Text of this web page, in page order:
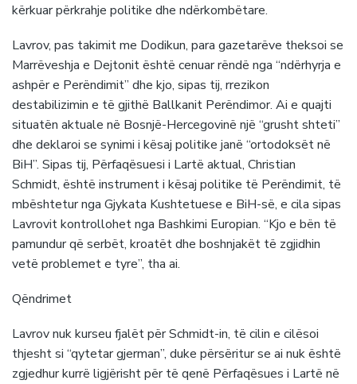
kërkuar përkrahje politike dhe ndërkombëtare.
Lavrov, pas takimit me Dodikun, para gazetarëve theksoi se
Marrëveshja e Dejtonit është cenuar rëndë nga “ndërhyrja e
ashpër e Perëndimit” dhe kjo, sipas tij, rrezikon
destabilizimin e të gjithë Ballkanit Perëndimor. Ai e quajti
situatën aktuale në Bosnjë-Hercegovinë një “grusht shteti”
dhe deklaroi se synimi i kësaj politike janë “ortodoksët në
BiH”. Sipas tij, Përfaqësuesi i Lartë aktual, Christian
Schmidt, është instrument i kësaj politike të Perëndimit, të
mbështetur nga Gjykata Kushtetuese e BiH-së, e cila sipas
Lavrovit kontrollohet nga Bashkimi Europian. “Kjo e bën të
pamundur që serbët, kroatët dhe boshnjakët të zgjidhin
vetë problemet e tyre”, tha ai.
Qëndrimet
Lavrov nuk kurseu fjalët për Schmidt-in, të cilin e cilësoi
thjesht si “qytetar gjerman”, duke përsëritur se ai nuk është
zgjedhur kurrë ligjërisht për të qenë Përfaqësues i Lartë në